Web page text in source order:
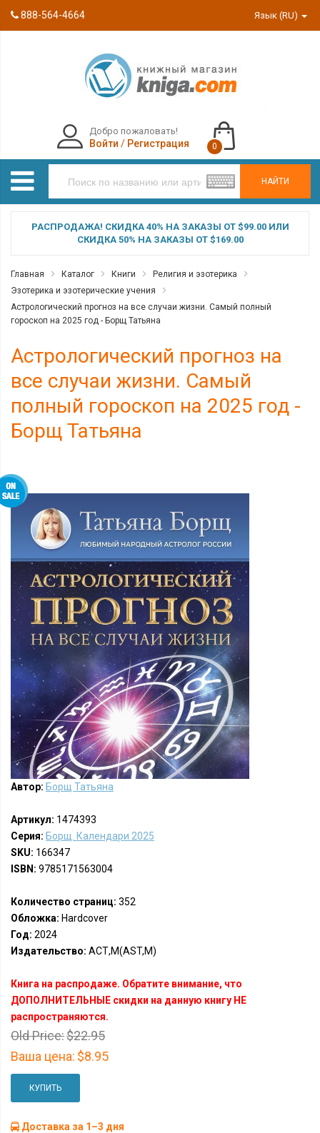
888-564-4664 Язык (RU)
НАЙТИ
Добро пожаловать!
Войти / Регистрация 0
РАСПРОДАЖА! СКИДКА 40% НА ЗАКАЗЫ ОТ $99.00 ИЛИ
СКИДКА 50% НА ЗАКАЗЫ ОТ $169.00
Главная Каталог Книги
Религия и эзотерика
Эзотерика и эзотерические учения
Астрологический прогноз на все случаи жизни. Самый полный
гороскоп на 2025 год - Борщ Татьяна
Астрологический прогноз на
все случаи жизни. Самый
полный гороскоп на 2025 год -
Борщ Татьяна
Автор: Борщ Татьяна
Артикул: 1474393
Серия: Борщ. Календари 2025
SKU: 166347
ISBN: 9785171563004
Количество страниц: 352
Обложка: Hardcover
Год: 2024
Издательство: АСТ,М(AST,M)
Книга на распродаже. Обратите внимание, что
ДОПОЛНИТЕЛЬНЫЕ скидки на данную книгу НЕ
распространяются.
Old Price:$22.95
Ваша цена: $8.95
КУПИТЬ
Доставка за 1–3 дня